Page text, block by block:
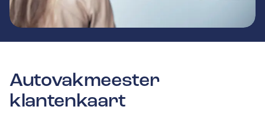
Autovakmeester
klantenkaart